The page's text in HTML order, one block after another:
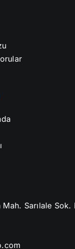
Mah. Sarılale